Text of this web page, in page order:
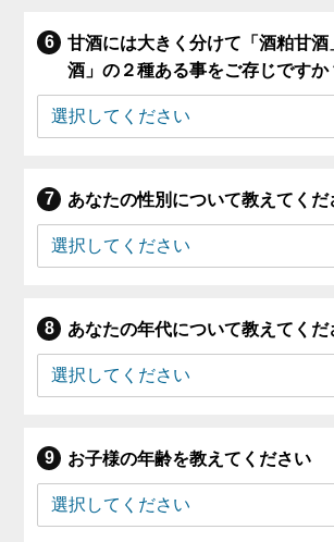
甘酒には大きく分けて「酒粕甘酒
酒」の２種ある事をご存じですか
あなたの性別について教えてくだ
あなたの年代について教えてくだ
お子様の年齢を教えてください